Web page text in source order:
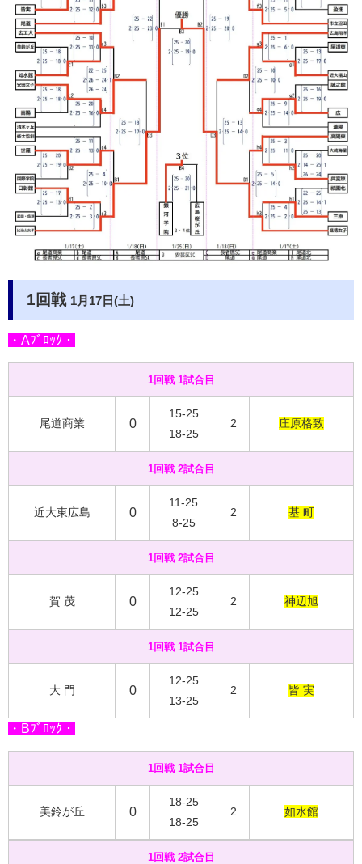
1回戦 1月17日(土)
・Aﾌﾞﾛｯｸ・
1回戦 1試合目
尾道商業 0
15-25
18-25
2 庄原格致
1回戦 2試合目
近大東広島 0
11-25
8-25
2 基 町
1回戦 2試合目
賀 茂 0
12-25
12-25
2 神辺旭
1回戦 1試合目
大 門 0
12-25
13-25
2 皆 実
・Bﾌﾞﾛｯｸ・
1回戦 1試合目
美鈴が丘 0
18-25
18-25
2 如水館
1回戦 2試合目